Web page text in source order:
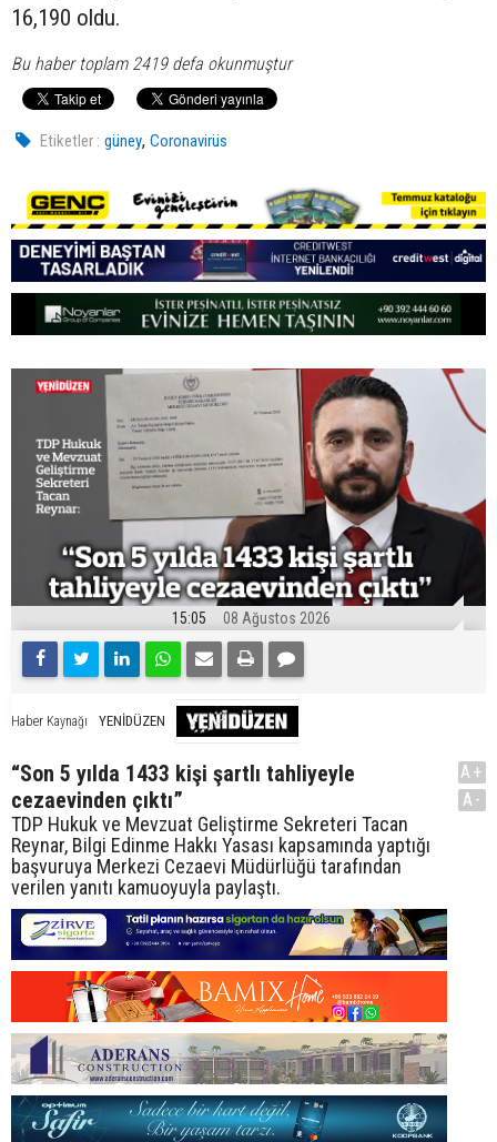
16,190 oldu.
Bu haber toplam 2419 defa okunmuştur
Etiketler : güney,Coronavirüs
15:05 08 Ağustos 2026
Haber Kaynağı YENİDÜZEN
“Son 5 yılda 1433 kişi şartlı tahliyeyle
cezaevinden çıktı”
TDP Hukuk ve Mevzuat Geliştirme Sekreteri Tacan
Reynar, Bilgi Edinme Hakkı Yasası kapsamında yaptığı
başvuruya Merkezi Cezaevi Müdürlüğü tarafından
verilen yanıtı kamuoyuyla paylaştı.
A+
A-